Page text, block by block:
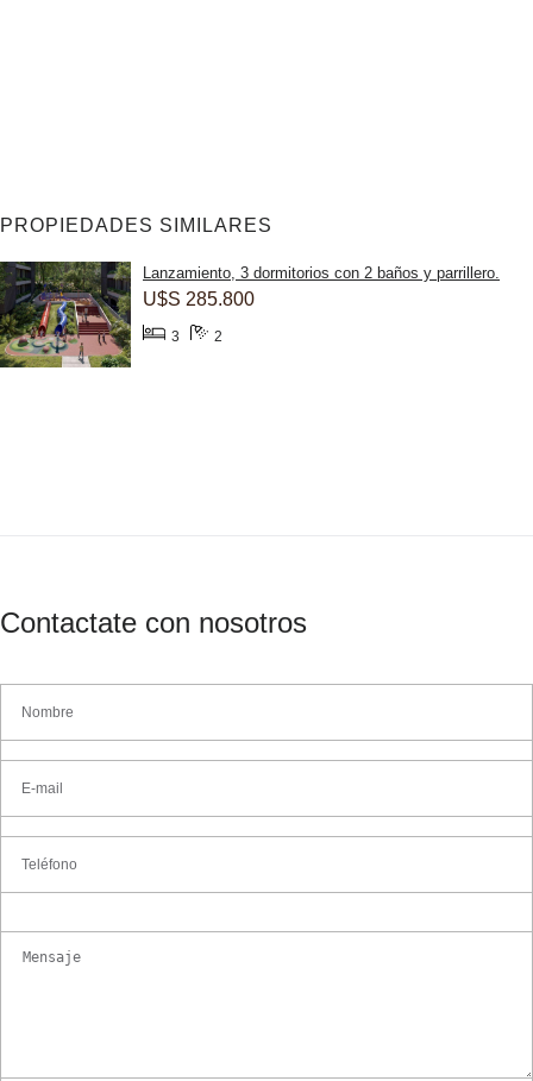
PROPIEDADES SIMILARES
Lanzamiento, 3 dormitorios con 2 baños y parrillero.
U$S 285.800
3 2
Contactate con nosotros